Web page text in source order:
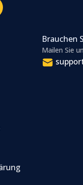
Brauchen
Mailen Sie